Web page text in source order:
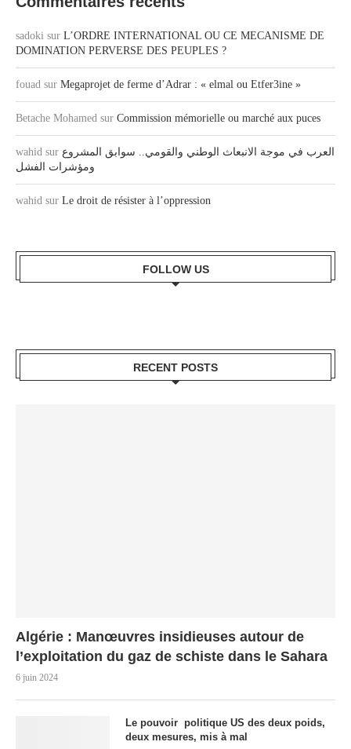
sadoki sur L’ORDRE INTERNATIONAL OU CE MECANISME DE
DOMINATION PERVERSE DES PEUPLES ?
fouad sur Megaprojet de ferme d’Adrar : « elmal ou Etfer3ine »
Betache Mohamed sur Commission mémorielle ou marché aux puces
wahid sur العرب في موجة الانبعاث الوطني والقومي.. سوابق المشروع
ومؤشرات الفشل
wahid sur Le droit de résister à l’oppression
FOLLOW US
RECENT POSTS
Algérie : Manœuvres insidieuses autour de
l’exploitation du gaz de schiste dans le Sahara
6 juin 2024
Le pouvoir politique US des deux poids,
deux mesures, mis à mal